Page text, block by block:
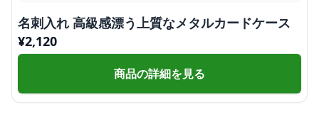
名刺入れ 高級感漂う上質なメタルカードケース
¥2,120
商品の詳細を見る